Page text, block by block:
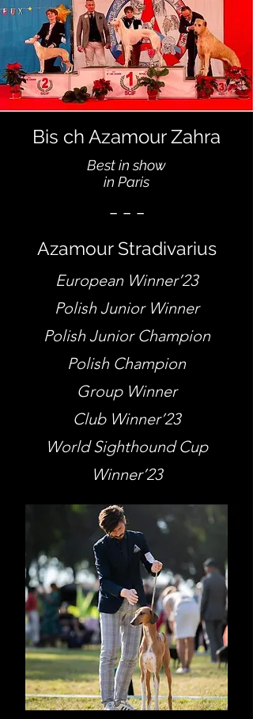
Bis ch Azamour Zahra
Best in show
in Paris
Azamour Stradivarius
European Winner’23
Polish Junior Winner
Polish Junior Champion
Polish Champion
Group Winner
Club Winner’23
World Sighthound Cup
Winner’23